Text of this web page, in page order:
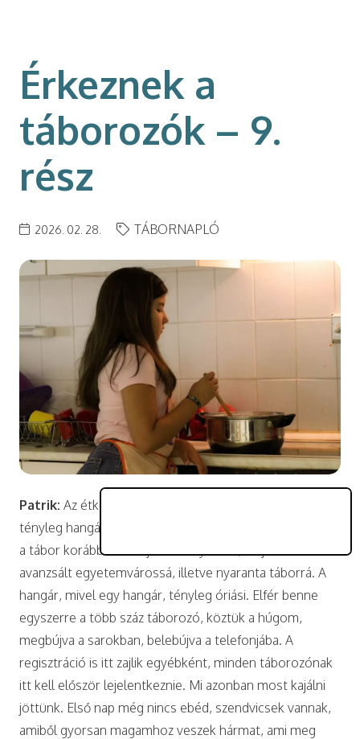
Érkeznek a
táborozók – 9.
rész
2026. 02. 28. TÁBORNAPLÓ
Patrik: Az étkező a hatalmas hangár, ami annak idején
tényleg hangárként funkcionált. Hiszen tulajdonképpen
a tábor korábban szovjet laktanya volt, majd ebből
avanzsált egyetemvárossá, illetve nyaranta táborrá. A
hangár, mivel egy hangár, tényleg óriási. Elfér benne
egyszerre a több száz táborozó, köztük a húgom,
megbújva a sarokban, belebújva a telefonjába. A
regisztráció is itt zajlik egyébként, minden táborozónak
itt kell először lejelentkeznie. Mi azonban most kajálni
jöttünk. Első nap még nincs ebéd, szendvicsek vannak,
amiből gyorsan magamhoz veszek hármat, ami meg